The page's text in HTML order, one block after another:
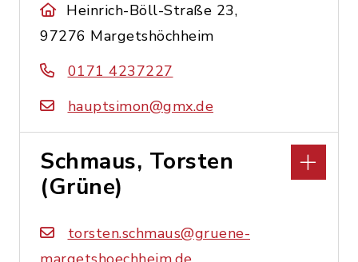
Heinrich-Böll-Straße 23,
97276 Margetshöchheim
0171 4237227
hauptsimon@gmx.de
Schmaus, Torsten
(Grüne)
torsten.schmaus@gruene-